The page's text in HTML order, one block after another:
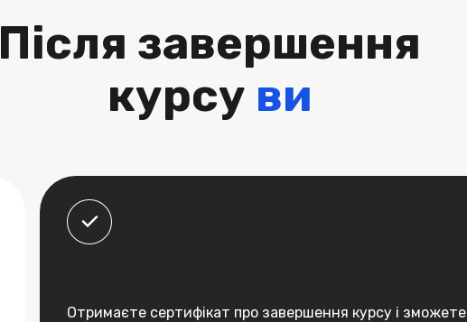
Після завершення
курсу ви
Отримаєте сертифікат про завершення курсу і зможете